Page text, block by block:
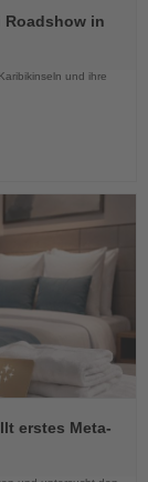
Roadshow in
und ihre
erstes Meta-